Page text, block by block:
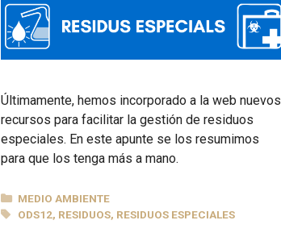
Últimamente, hemos incorporado a la web nuevos
recursos para facilitar la gestión de residuos
especiales. En este apunte se los resumimos
para que los tenga más a mano.
CATEGORÍAS
MEDIO AMBIENTE
ETIQUETAS
ODS12, RESIDUOS, RESIDUOS ESPECIALES